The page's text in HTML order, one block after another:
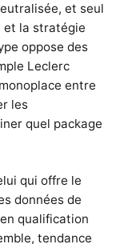
et seul
et la stratégie
oppose des
Leclerc
entre
les
quel package
qui offre le
données de
qualification
tendance